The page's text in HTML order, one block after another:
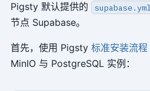
Pigsty 默认提供的 supabase.yml
节点 Supabase。
首先，使用 Pigsty 标准安装流程
MinIO 与 PostgreSQL 实例：